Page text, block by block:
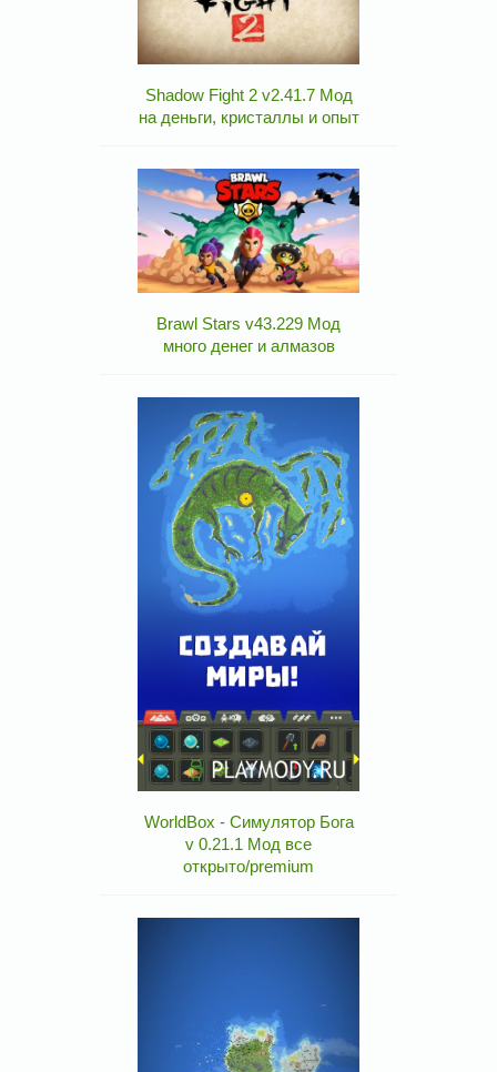
Shadow Fight 2 v2.41.7 Мод
на деньги, кристаллы и опыт
Brawl Stars v43.229 Мод
много денег и алмазов
WorldBox - Симулятор Бога
v 0.21.1 Мод все
открыто/premium